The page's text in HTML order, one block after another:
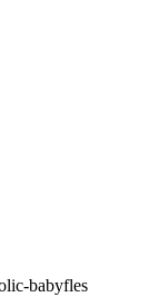
babyfles